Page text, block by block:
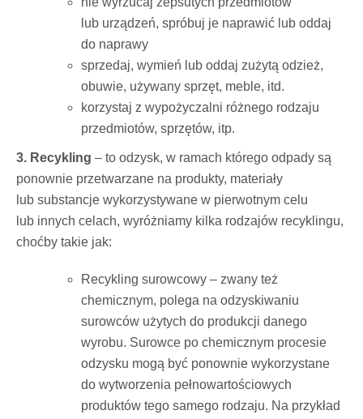
lub urządzeń, spróbuj je naprawić lub oddaj
do naprawy
sprzedaj, wymień lub oddaj zużytą odzież,
obuwie, używany sprzęt, meble, itd.
korzystaj z wypożyczalni różnego rodzaju
przedmiotów, sprzętów, itp.
3. Recykling – to odzysk, w ramach którego odpady są
ponownie przetwarzane na produkty, materiały
lub substancje wykorzystywane w pierwotnym celu
lub innych celach, wyróżniamy kilka rodzajów recyklingu,
choćby takie jak:
Recykling surowcowy – zwany też
chemicznym, polega na odzyskiwaniu
surowców użytych do produkcji danego
wyrobu. Surowce po chemicznym procesie
odzysku mogą być ponownie wykorzystane
do wytworzenia pełnowartościowych
produktów tego samego rodzaju. Na przykład